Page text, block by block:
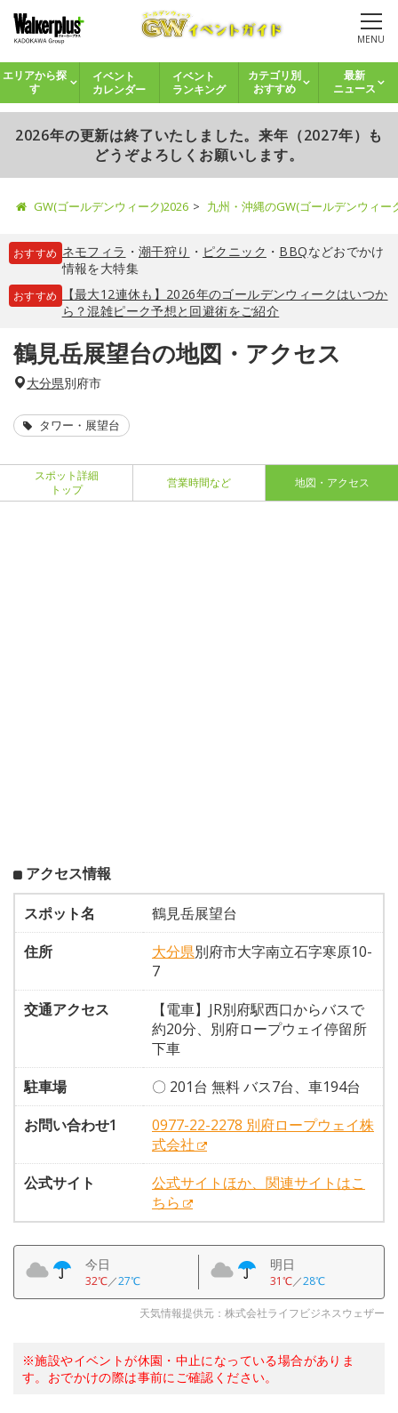
MENU
エリアから探
す
イベント
カレンダー
イベント
ランキング
カテゴリ別
おすすめ
最新
ニュース
2026年の更新は終了いたしました。来年（2027年）も
どうぞよろしくお願いします。
GW(ゴールデンウィーク)2026 九州・沖縄のGW(ゴールデンウィ
おすすめ ネモフィラ ・ 潮干狩り ・ ピクニック ・ BBQなどおでかけ
情報を大特集
おすすめ
【最大12連休も】2026年のゴールデンウィークはいつか
ら？混雑ピーク予想と回避術をご紹介
鶴見岳展望台の地図・アクセス
大分県別府市
タワー・展望台
スポット詳細
トップ
営業時間など 地図・アクセス
アクセス情報
スポット名
鶴見岳展望台
住所
大分県別府市大字南立石字寒原10-
7
交通アクセス
【電車】JR別府駅西口からバスで
約20分、別府ロープウェイ停留所
下車
駐車場
〇 201台 無料 バス7台、車194台
お問い合わせ1
0977-22-2278 別府ロープウェイ株
式会社
公式サイト
公式サイトほか、関連サイトはこ
ちら
今日
32℃／27℃
明日
31℃／28℃
天気情報提供元：株式会社ライフビジネスウェザー
※施設やイベントが休園・中止になっている場合がありま
す。おでかけの際は事前にご確認ください。